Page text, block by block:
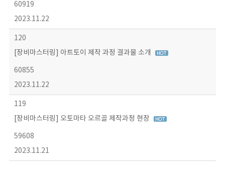
60919
2023.11.22
120
[장비마스터링] 아트토이 제작 과정 결과물 소개
60855
2023.11.22
119
[장비마스터링] 오토마타 오르골 제작과정 현장
59608
2023.11.21